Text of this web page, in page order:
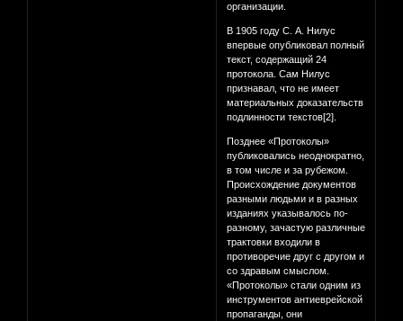
организации.
В 1905 году С. А. Нилус
впервые опубликовал полный
текст, содержащий 24
протокола. Сам Нилус
признавал, что не имеет
материальных доказательств
подлинности текстов[2].
Позднее «Протоколы»
публиковались неоднократно,
в том числе и за рубежом.
Происхождение документов
разными людьми и в разных
изданиях указывалось по-
разному, зачастую различные
трактовки входили в
противоречие друг с другом и
со здравым смыслом.
«Протоколы» стали одним из
инструментов антиеврейской
пропаганды, они